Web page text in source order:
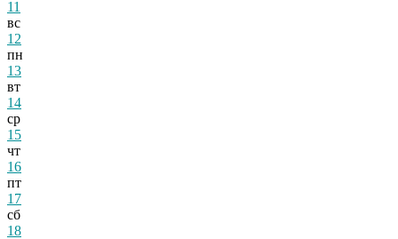
11
вс
12
пн
13
вт
14
ср
15
чт
16
пт
17
сб
18